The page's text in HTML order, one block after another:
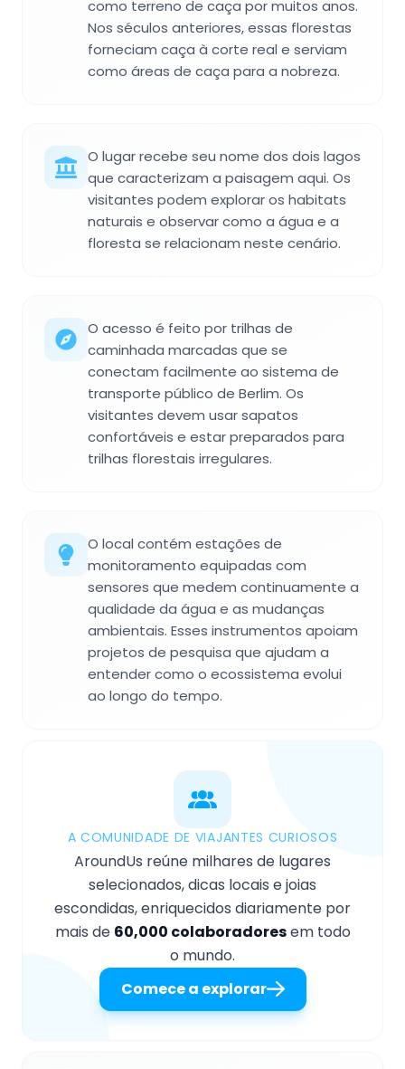
como terreno de caça por muitos anos.
Nos séculos anteriores, essas florestas
forneciam caça à corte real e serviam
como áreas de caça para a nobreza.
O lugar recebe seu nome dos dois lagos
que caracterizam a paisagem aqui. Os
visitantes podem explorar os habitats
naturais e observar como a água e a
floresta se relacionam neste cenário.
O acesso é feito por trilhas de
caminhada marcadas que se
conectam facilmente ao sistema de
transporte público de Berlim. Os
visitantes devem usar sapatos
confortáveis e estar preparados para
trilhas florestais irregulares.
O local contém estações de
monitoramento equipadas com
sensores que medem continuamente a
qualidade da água e as mudanças
ambientais. Esses instrumentos apoiam
projetos de pesquisa que ajudam a
entender como o ecossistema evolui
ao longo do tempo.
A COMUNIDADE DE VIAJANTES CURIOSOS
AroundUs reúne milhares de lugares
selecionados, dicas locais e joias
escondidas, enriquecidos diariamente por
mais de 60,000 colaboradoresem todo
o mundo.
Comece a explorar